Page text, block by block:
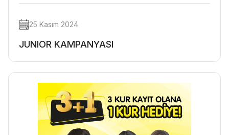
25 Kasım 2024
JUNIOR KAMPANYASI